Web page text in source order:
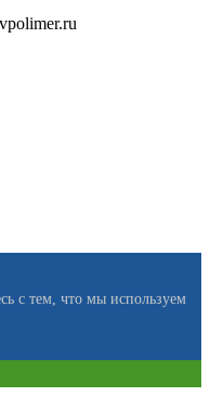
с тем, что мы используем